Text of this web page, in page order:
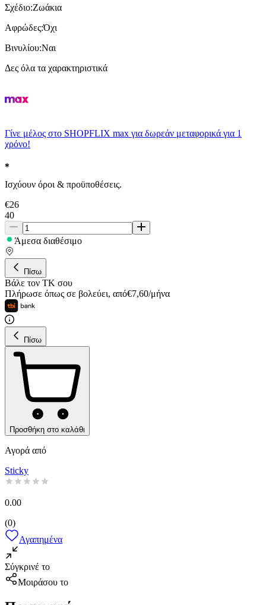
Σχέδιο:Ζωάκια
Αφρώδες:Όχι
Βινυλίου:Ναι
Δες όλα τα χαρακτηριστικά
Γίνε μέλος στο SHOPFLIX max για δωρεάν μεταφορικά για 1
χρόνο!
Ισχύουν όροι & προϋποθέσεις.
€26
40
Άμεσα διαθέσιμο
Πίσω
Βάλε τον ΤΚ σου
Πλήρωσε όπως σε βολεύει, από€7,60/μήνα
Πίσω
Προσθήκη στο καλάθι
Αγορά από
Sticky
0.00
(0)
Αγαπημένα
Σύγκρινέ το
Μοιράσου το